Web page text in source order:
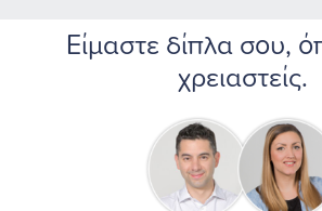
Είμαστε δίπλα σου,
χρειαστείς.